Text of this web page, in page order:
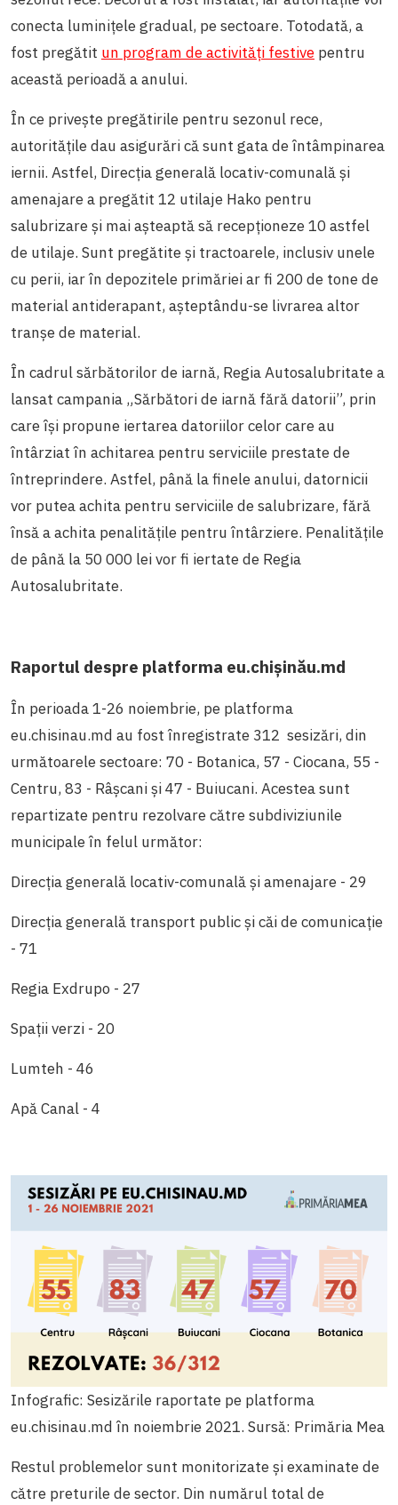
conecta luminițele gradual, pe sectoare. Totodată, a
fost pregătit un program de activități festive pentru
această perioadă a anului.
În ce privește pregătirile pentru sezonul rece,
autoritățile dau asigurări că sunt gata de întâmpinarea
iernii. Astfel, Direcția generală locativ-comunală și
amenajare a pregătit 12 utilaje Hako pentru
salubrizare și mai așteaptă să recepționeze 10 astfel
de utilaje. Sunt pregătite și tractoarele, inclusiv unele
cu perii, iar în depozitele primăriei ar fi 200 de tone de
material antiderapant, așteptându-se livrarea altor
tranșe de material.
În cadrul sărbătorilor de iarnă, Regia Autosalubritate a
lansat campania „Sărbători de iarnă fără datorii”, prin
care își propune iertarea datoriilor celor care au
întârziat în achitarea pentru serviciile prestate de
întreprindere. Astfel, până la finele anului, datornicii
vor putea achita pentru serviciile de salubrizare, fără
însă a achita penalitățile pentru întârziere. Penalitățile
de până la 50 000 lei vor fi iertate de Regia
Autosalubritate.
Raportul despre platforma eu.chișinău.md
În perioada 1-26 noiembrie, pe platforma
eu.chisinau.md au fost înregistrate 312 sesizări, din
următoarele sectoare: 70 - Botanica, 57 - Ciocana, 55 -
Centru, 83 - Râșcani și 47 - Buiucani. Acestea sunt
repartizate pentru rezolvare către subdiviziunile
municipale în felul următor:
Direcția generală locativ-comunală și amenajare - 29
Direcția generală transport public și căi de comunicație
- 71
Regia Exdrupo - 27
Spații verzi - 20
Lumteh - 46
Apă Canal - 4
Infografic: Sesizările raportate pe platforma
eu.chisinau.md în noiembrie 2021. Sursă: Primăria Mea
Restul problemelor sunt monitorizate și examinate de
către preturile de sector. Din numărul total de